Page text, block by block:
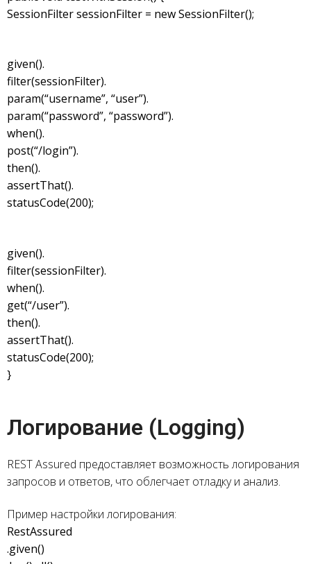
SessionFilter sessionFilter = new SessionFilter();
given().
filter(sessionFilter).
param(“username”, “user”).
param(“password”, “password”).
when().
post(“/login”).
then().
assertThat().
statusCode(200);
given().
filter(sessionFilter).
when().
get(“/user”).
then().
assertThat().
statusCode(200);
}
Логирование (Logging)
REST Assured предоставляет возможность логирования
запросов и ответов, что облегчает отладку и анализ.
Пример настройки логирования:
RestAssured
.given()